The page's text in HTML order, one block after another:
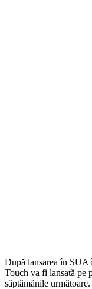
După lansarea în SUA
Touch va fi lansată pe
săptămânile următoare.